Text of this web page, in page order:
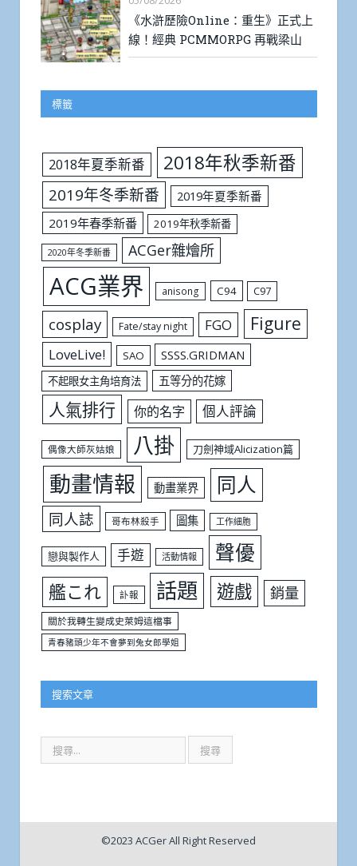
《水滸歷險Online：重生》正式上
線！經典 PCMMORPG 再戰梁山
標籤
2018年夏季新番 2018年秋季新番
2019年冬季新番
2019年夏季新番
2019年春季新番
2019年秋季新番
2020年冬季新番 ACGer雜燴所
ACG業界 anisong C94 C97
cosplay Fate/stay night FGO Figure
LoveLive! SAO SSSS.GRIDMAN
不起眼女主角培育法 五等分的花嫁
人氣排行 你的名字 個人評論
偶像大師灰姑娘 八掛 刀劍神域Alicization篇
動畫情報 動畫業界 同人
同人誌 哥布林殺手 圖集 工作細胞
戀與製作人 手遊 活動情報 聲優
艦これ 訃報 話題 遊戲 銷量
關於我轉生變成史萊姆這檔事
青春豬頭少年不會夢到兔女郎學姐
搜索文章
©2023 ACGer All Right Reserved